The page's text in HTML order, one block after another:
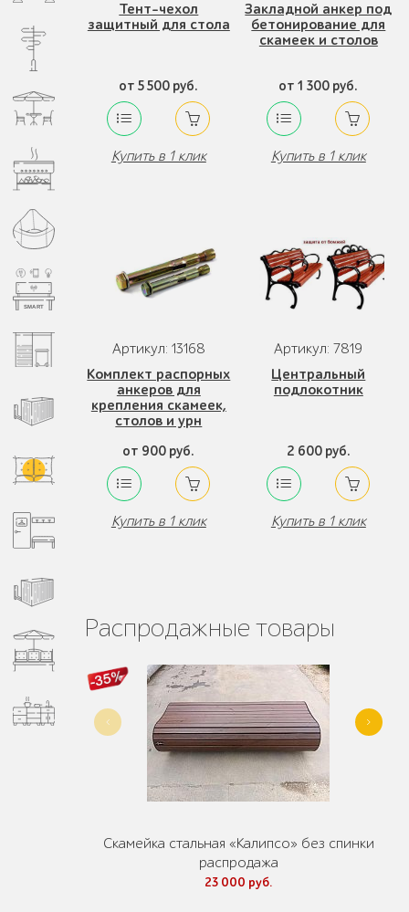
Тент-чехол
защитный для стола
от 5 500 руб.
Купить в 1 клик
Закладной анкер под
бетонирование для
скамеек и столов
от 1 300 руб.
Купить в 1 клик
Артикул: 13168
Комплект распорных
анкеров для
крепления скамеек,
столов и урн
от 900 руб.
Купить в 1 клик
Артикул: 7819
Центральный
подлокотник
2 600 руб.
Купить в 1 клик
Распродажные товары
Скамейка стальная «Калипсо» без спинки
распродажа
23 000 руб.